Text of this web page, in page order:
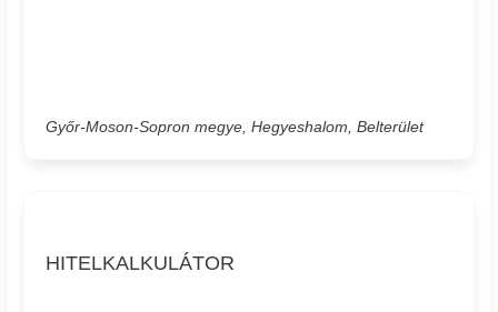
Győr-Moson-Sopron megye, Hegyeshalom, Belterület
HITELKALKULÁTOR